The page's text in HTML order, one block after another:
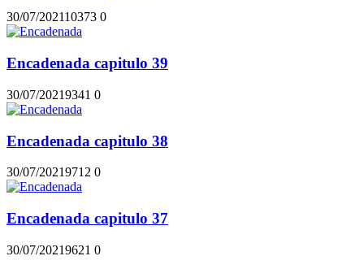
30/07/202110373 0
Encadenada capitulo 39
30/07/20219341 0
Encadenada capitulo 38
30/07/2021971 2 0
Encadenada capitulo 37
30/07/20219621 0